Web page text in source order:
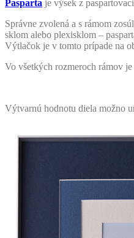
Pasparta je výsek z
Správne zvolená a s rámom
sklom alebo plexisklom –
Výtlačok je v tomto prípade na
Vo všetkých rozmeroch rámov
Výtvarnú hodnotu diela možno